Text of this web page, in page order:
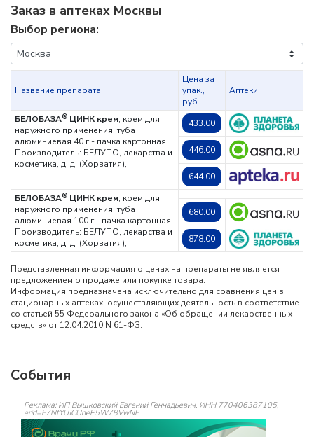
Заказ в аптеках Москвы
Выбор региона:
Название препарата
Цена за
упак.,
руб.
Аптеки
БЕЛОБАЗА®ЦИНК крем, крем для
наружного применения, туба
алюминиевая 40 г - пачка картонная
Производитель: БЕЛУПО, лекарства и
косметика, д. д. (Хорватия),
433.00
446.00
644.00
БЕЛОБАЗА®ЦИНК крем, крем для
наружного применения, туба
алюминиевая 100 г - пачка картонная
Производитель: БЕЛУПО, лекарства и
косметика, д. д. (Хорватия),
680.00
878.00
Представленная информация о ценах на препараты не является
предложением о продаже или покупке товара.
Информация предназначена исключительно для сравнения цен в
стационарных аптеках, осуществляющих деятельность в соответствие
со статьей 55 Федерального закона «Об обращении лекарственных
средств» от 12.04.2010 N 61-ФЗ.
События
Реклама: ИП Вышковский Евгений Геннадьевич, ИНН 770406387105,
erid=F7NfYUJCUneP5W78VwNF